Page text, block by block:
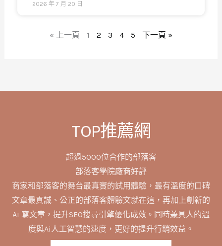
2026 年 7 月 20 日
« 上一頁 1 2 3 4 5 下一頁 »
TOP推薦網
超過5000位合作的部落客
部落客學院廠商好評
商家和部落客的舞台最真實的試用體驗，最有溫度的口碑
文章最真誠、公正的部落客體驗文就在這，再加上創新的
Ai 寫文章，提升SEO搜尋引擎優化成效。同時兼具人的溫
度與Ai人工智慧的速度，更好的提升行銷效益。